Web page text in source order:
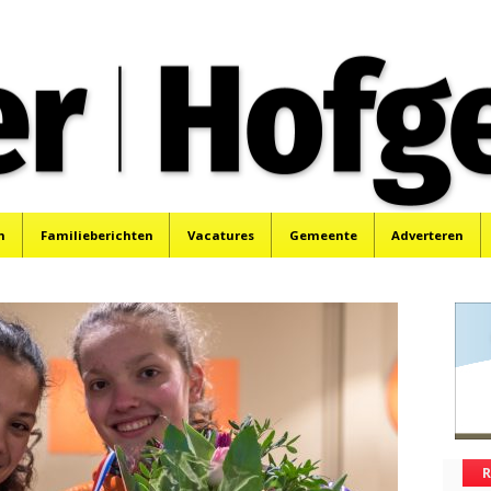
Familieberichten Vacatures Gemeente Adverteren